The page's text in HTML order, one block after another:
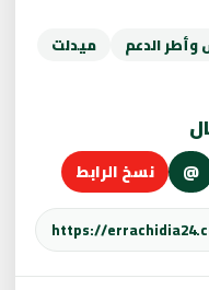
وأطر الدعم
ميدلت
@ نسخ الرابط